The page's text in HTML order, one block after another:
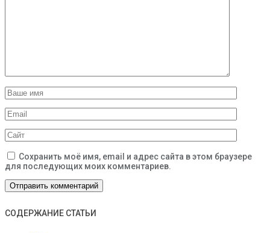
Сохранить моё имя, email и адрес сайта в этом браузере
для последующих моих комментариев.
СОДЕРЖАНИЕ СТАТЬИ